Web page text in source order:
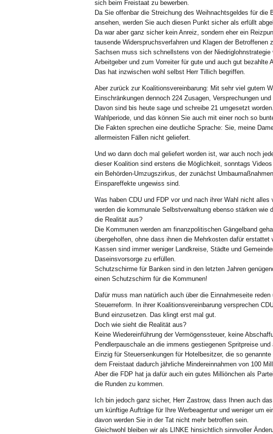
sich beim Freistaat zu bewerben.
Da Sie offenbar die Streichung des Weihnachtsgeldes für
ansehen, werden Sie auch diesen Punkt sicher als erfüllt
Da war aber ganz sicher kein Anreiz, sondern eher ein
tausende Widerspruchsverfahren und Klagen der Betroffenen
Sachsen muss sich schnellstens von der
Arbeitgeber und zum Vorreiter für gute und auch gut bezahlte
Das hat inzwischen wohl selbst Herr Tillich begriffen.
Aber zurück zur Koalitionsvereinbarung: Mit sehr viel gutem
Einschränkungen dennoch 224 Zusagen, Versprechungen
Davon sind bis heute sage und schreibe 21 umgesetzt
Wahlperiode, und das können Sie auch mit einer noch so
Die Fakten sprechen eine deutliche Sprache: Sie, meine
allermeisten Fällen nicht geliefert.
Und wo dann doch mal geliefert worden ist, war auch noch
dieser Koalition sind erstens die Möglichkeit, sonntags
ein Behörden-Umzugszirkus, der zunächst
Einspareffekte ungewiss sind.
Was haben CDU und FDP vor und nach ihrer Wahl nicht
werden die kommunale Selbstverwaltung ebenso stärken wie
die Realität aus?
Die Kommunen werden am finanzpolitischen Gängelband
übergeholfen, ohne dass ihnen die Mehrkosten dafür
Kassen sind immer weniger Landkreise, Städte und
Daseinsvorsorge zu erfüllen.
Schutzschirme für Banken sind in den letzten Jahren
einen Schutzschirm für die Kommunen!
Dafür muss man natürlich auch über die Einnahmeseite
Steuerreform. In ihrer Koalitionsvereinbarung versprechen
Bund einzusetzen. Das klingt erst mal gut.
Doch wie sieht die Realität aus?
Keine Wiedereinführung der Vermögenssteuer, keine
Pendlerpauschale an die immens gestiegenen Spritpreise
Einzig für Steuersenkungen für Hotelbesitzer, die so
dem Freistaat dadurch jährliche Mindereinnahmen von 100
Aber die FDP hat ja dafür auch ein gutes Milliönchen als
die Runden zu kommen.
Ich bin jedoch ganz sicher, Herr Zastrow, dass Ihnen auch
um künftige Aufträge für Ihre Werbeagentur und weniger um
davon werden Sie in der Tat nicht mehr betroffen sein.
Gleichwohl bleiben wir als LINKE hinsichtlich sinnvoller